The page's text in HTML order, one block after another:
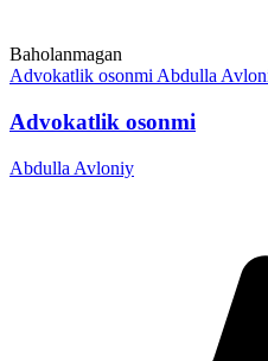
Baholanmagan
Advokatlik osonmiAbdulla
Advokatlik osonmi
Abdulla Avloniy